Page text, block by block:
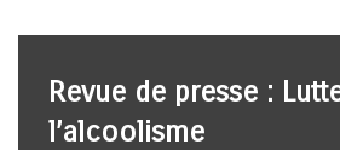
Revue de presse :
l’alcoolisme